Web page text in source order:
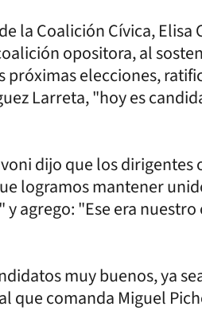
la Coalición Cívica, Elisa
opositora, al
próximas elecciones,
Larreta, "hoy es
dijo que los dirigentes
logramos mantener
agrego: "Ese era
muy buenos, ya
que comanda Miguel